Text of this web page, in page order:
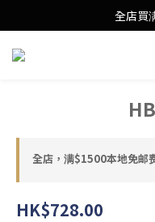
Free Local全店買
Free Local
全店，满$1500本地免邮
HK$728.00